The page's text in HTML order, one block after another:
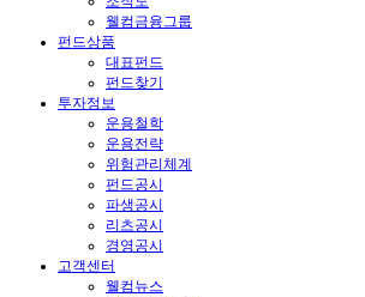
웰컴금융그룹
펀드상품
대표펀드
펀드찾기
투자정보
운용철학
운용전략
위험관리체계
펀드공시
파생공시
리츠공시
경영공시
고객센터
웰컴뉴스